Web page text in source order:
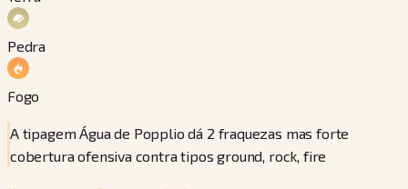
Pedra
Fogo
A tipagem Água de Popplio dá 2 fraquezas mas forte
cobertura ofensiva contra tipos ground, rock, fire